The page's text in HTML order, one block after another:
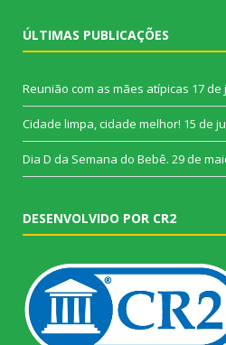
ÚLTIMAS PUBLICAÇÕES
Reunião com as mães atípicas 17 de
Cidade limpa, cidade melhor! 15 de
Dia D da Semana do Bebê. 29 de
DESENVOLVIDO POR CR2